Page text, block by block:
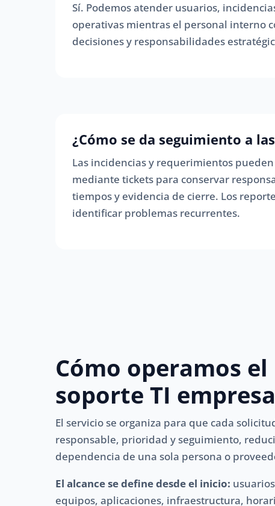
Sí. Podemos atender usuarios,
operativas mientras el personal interno
decisiones y responsabilidades
¿Cómo se da seguimiento a
Las incidencias y requerimientos
mediante tickets para conservar
tiempos y evidencia de cierre. Los
identificar problemas recurrentes.
Cómo operamos el
soporte TI
El servicio se organiza para que cada
responsable, prioridad y seguimiento,
dependencia de una sola persona o
El alcance se define desde el inicio:
equipos, aplicaciones, infraestructura,